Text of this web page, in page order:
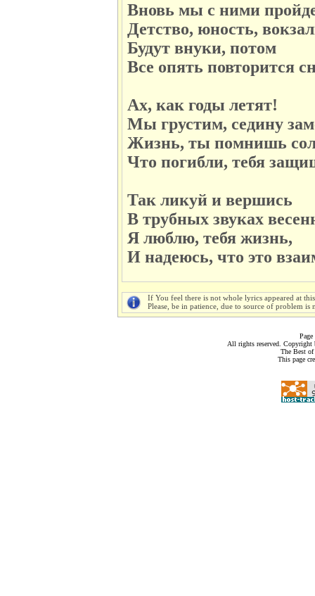
Вновь мы с ними
Детство, юность,
Будут внуки, потом
Все опять повторится
Ах, как годы летят!
Мы грустим, седину
Жизнь, ты помнишь
Что погибли, тебя
Так ликуй и вершись
В трубных звуках
Я люблю, тебя жизнь,
И надеюсь, что это
If You feel there is not whole lyrics appeared at
Please, be in patience, due to source of problem
All rights reserved.
The Best
This page